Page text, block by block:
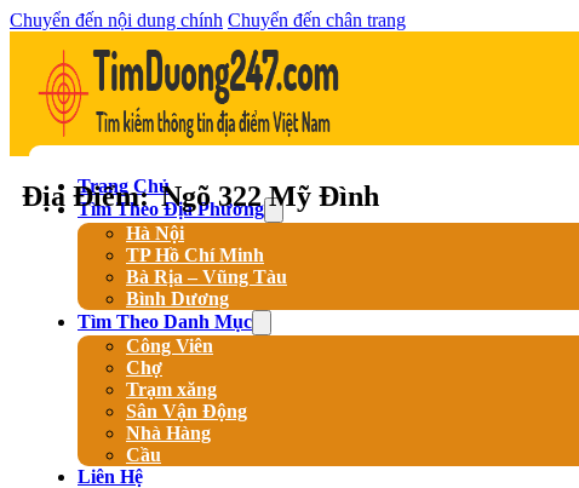
Chuyển đến nội dung chính Chuyển đến chân trang
Trang Chủ
Tìm Theo Địa Phương
Hà Nội
TP Hồ Chí Minh
Bà Rịa – Vũng Tàu
Bình Dương
Tìm Theo Danh Mục
Công Viên
Chợ
Trạm xăng
Sân Vận Động
Nhà Hàng
Cầu
Liên Hệ
Địa Điểm: Ngõ 322 Mỹ Đình